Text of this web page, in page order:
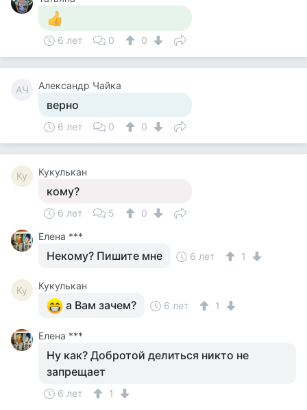
6 лет 0 0
АЧ Александр Чайка
верно
6 лет 0 0
Ку Кукулькан
кому?
6 лет 5
0
Елена ***
Некому? Пишите мне 6 лет 1
Ку Кукулькан
а Вам зачем? 6 лет 1
Елена ***
Ну как? Добротой делиться никто не
запрещает
6 лет 1